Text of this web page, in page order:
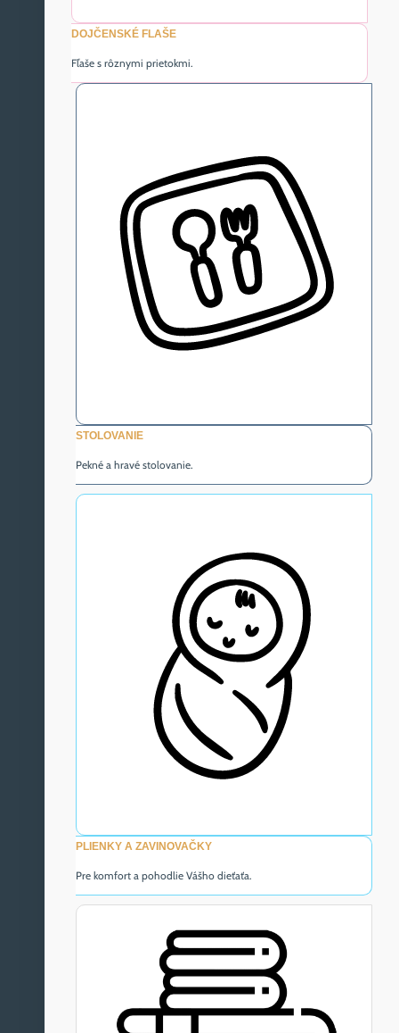
DOJČENSKÉ FLAŠE
Fľaše s rôznymi prietokmi.
STOLOVANIE
Pekné a hravé stolovanie.
PLIENKY A ZAVINOVAČKY
Pre komfort a pohodlie Vášho dieťaťa.